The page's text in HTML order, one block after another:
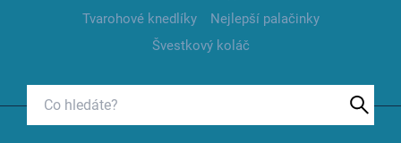
Tvarohové knedlíky
Nejlepší palačinky
Švestkový koláč